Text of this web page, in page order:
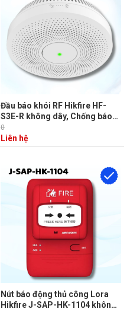
Đầu báo khói RF Hikfire HF-
S3E-R không dây, Chống báo
giả Deeplearning, Kết nối
nhóm 30 thiết bị, Âm thanh ≥ 85
dB@3m, Điều khiển từ xa
0
Liên hệ
Nút báo động thủ công Lora
Hikfire J-SAP-HK-1104 không